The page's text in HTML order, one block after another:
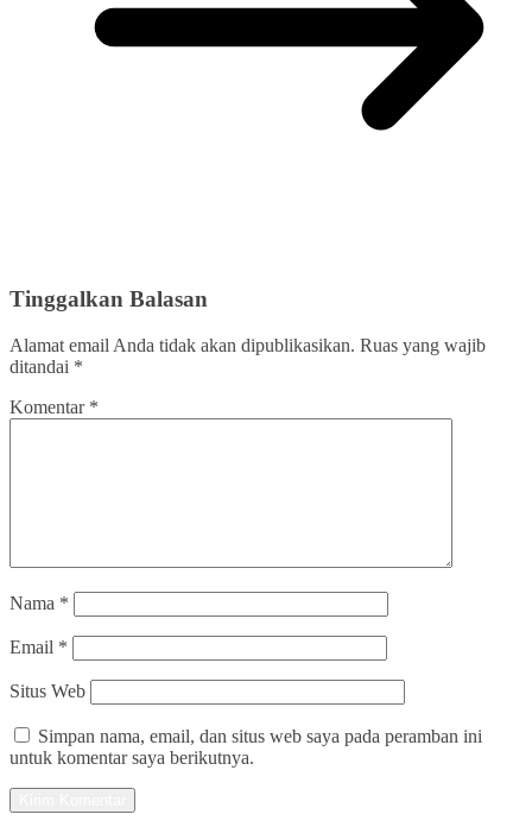
Tinggalkan Balasan
Alamat email Anda tidak akan dipublikasikan. Ruas yang wajib
ditandai *
Komentar *
Nama *
Email *
Situs Web
Simpan nama, email, dan situs web saya pada peramban ini
untuk komentar saya berikutnya.